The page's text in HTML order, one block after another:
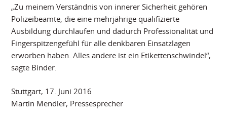
„Zu meinem Verständnis von innerer Sicherheit gehören
Polizeibeamte, die eine mehrjährige qualifizierte
Ausbildung durchlaufen und dadurch Professionalität und
Fingerspitzengefühl für alle denkbaren Einsatzlagen
erworben haben. Alles andere ist ein Etikettenschwindel“,
sagte Binder.
Stuttgart, 17. Juni 2016
Martin Mendler, Pressesprecher